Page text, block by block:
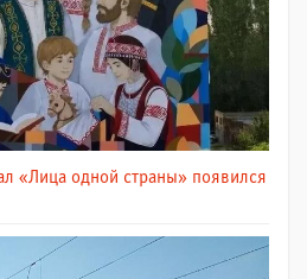
«Лица одной страны» появился